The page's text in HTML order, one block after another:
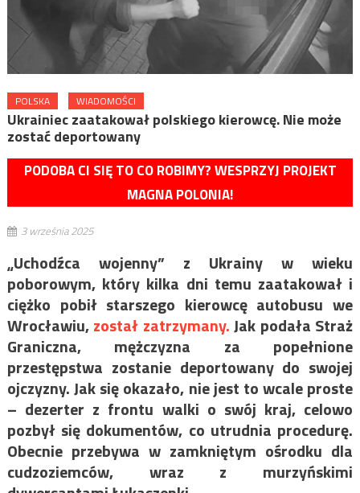
POLSKA WIADOMOŚCI
Ukrainiec zaatakował polskiego kierowcę. Nie może
zostać deportowany
PODOBA CI SIĘ TO CO ROBIMY? WESPRZYJ PROJEKT
MAGNA POLONIA!
3 września 2025
„Uchodźca wojenny” z Ukrainy w wieku
poborowym, który kilka dni temu zaatakował i
ciężko pobił starszego kierowcę autobusu we
Wrocławiu,został zatrzymany.Jak podała Straż
Graniczna, mężczyzna za popełnione
przestępstwa zostanie deportowany do swojej
ojczyzny. Jak się okazało, nie jest to wcale proste
– dezerter z frontu walki o swój kraj, celowo
pozbył się dokumentów, co utrudnia procedurę.
Obecnie przebywa w zamkniętym ośrodku dla
cudzoziemców, wraz z murzyńskimi